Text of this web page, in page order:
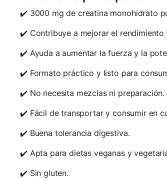
✔️ 3000 mg de creatina monohidrato
✔️ Contribuye a mejorar el
✔️ Ayuda a aumentar la fuerza y la
✔️ Formato práctico y listo para
✔️ No necesita mezclas ni preparación.
✔️ Fácil de transportar y consumir en
✔️ Buena tolerancia digestiva.
✔️ Apta para dietas veganas y
✔️ Sin gluten.